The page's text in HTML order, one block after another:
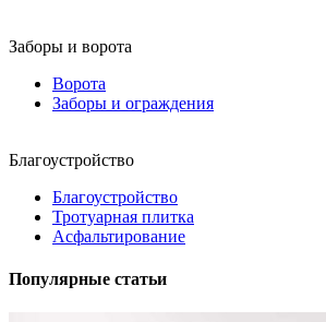
Заборы и ворота
Ворота
Заборы и ограждения
Благоустройство
Благоустройство
Тротуарная плитка
Асфальтирование
Популярные статьи